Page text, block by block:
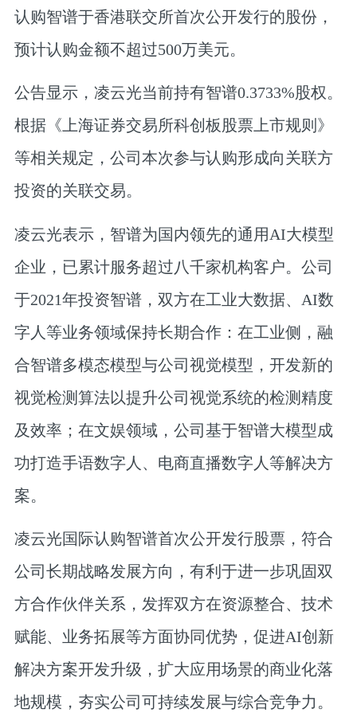
认购智谱于香港联交所首次公开发行的股份，
预计认购金额不超过500万美元。
公告显示，凌云光当前持有智谱0.3733%股权。
根据《上海证券交易所科创板股票上市规则》
等相关规定，公司本次参与认购形成向关联方
投资的关联交易。
凌云光表示，智谱为国内领先的通用AI大模型
企业，已累计服务超过八千家机构客户。公司
于2021年投资智谱，双方在工业大数据、AI数
字人等业务领域保持长期合作：在工业侧，融
合智谱多模态模型与公司视觉模型，开发新的
视觉检测算法以提升公司视觉系统的检测精度
及效率；在文娱领域，公司基于智谱大模型成
功打造手语数字人、电商直播数字人等解决方
案。
凌云光国际认购智谱首次公开发行股票，符合
公司长期战略发展方向，有利于进一步巩固双
方合作伙伴关系，发挥双方在资源整合、技术
赋能、业务拓展等方面协同优势，促进AI创新
解决方案开发升级，扩大应用场景的商业化落
地规模，夯实公司可持续发展与综合竞争力。